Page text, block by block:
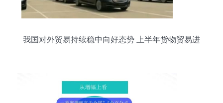
我国对外贸易持续稳中向好态势 上半年货物贸易进